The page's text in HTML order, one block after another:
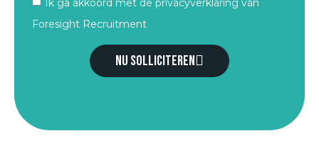
Ik ga akkoord met de privacyverklaring van
Foresight Recruitment
Nu solliciteren